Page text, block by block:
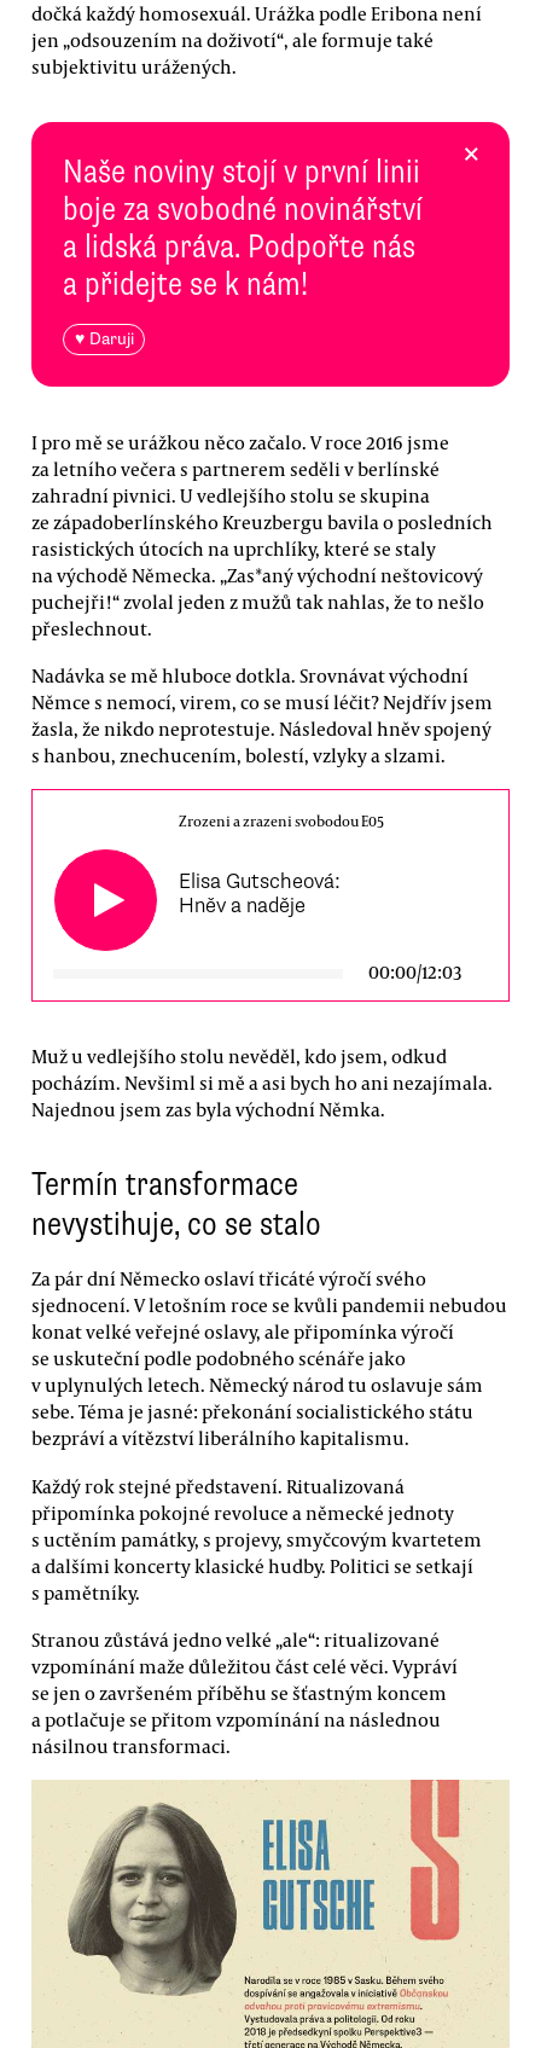
dočká každý homosexuál. Urážka podle Eribona není
jen „odsouzením na doživotí“, ale formuje také
subjektivitu urážených.
Naše noviny stojí v první linii
boje za svobodné novinářství
a lidská práva. Podpořte nás
a přidejte se k nám!
♥ Daruji
×
I pro mě se urážkou něco začalo. V roce 2016 jsme
za letního večera s partnerem seděli v berlínské
zahradní pivnici. U vedlejšího stolu se skupina
ze západoberlínského Kreuzbergu bavila o posledních
rasistických útocích na uprchlíky, které se staly
na východě Německa. „Zas*aný východní neštovicový
puchejři!“ zvolal jeden z mužů tak nahlas, že to nešlo
přeslechnout.
Nadávka se mě hluboce dotkla. Srovnávat východní
Němce s nemocí, virem, co se musí léčit? Nejdřív jsem
žasla, že nikdo neprotestuje. Následoval hněv spojený
s hanbou, znechucením, bolestí, vzlyky a slzami.
00:00/12:03
Elisa Gutscheová:
Hněv a naděje
Zrozeni a zrazeni svobodou E05
Muž u vedlejšího stolu nevěděl, kdo jsem, odkud
pocházím. Nevšiml si mě a asi bych ho ani nezajímala.
Najednou jsem zas byla východní Němka.
Termín transformace
nevystihuje, co se stalo
Za pár dní Německo oslaví třicáté výročí svého
sjednocení. V letošním roce se kvůli pandemii nebudou
konat velké veřejné oslavy, ale připomínka výročí
se uskuteční podle podobného scénáře jako
v uplynulých letech. Německý národ tu oslavuje sám
sebe. Téma je jasné: překonání socialistického státu
bezpráví a vítězství liberálního kapitalismu.
Každý rok stejné představení. Ritualizovaná
připomínka pokojné revoluce a německé jednoty
s uctěním památky, s projevy, smyčcovým kvartetem
a dalšími koncerty klasické hudby. Politici se setkají
s pamětníky.
Stranou zůstává jedno velké „ale“: ritualizované
vzpomínání maže důležitou část celé věci. Vypráví
se jen o završeném příběhu se šťastným koncem
a potlačuje se přitom vzpomínání na následnou
násilnou transformaci.